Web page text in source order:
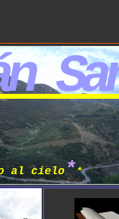
al cielo**